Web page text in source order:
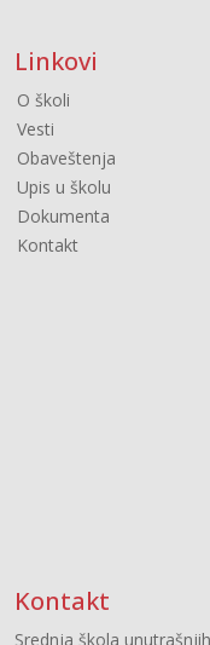
Linkovi
O školi
Vesti
Obaveštenja
Upis u školu
Dokumenta
Kontakt
Kontakt
Srednja škola